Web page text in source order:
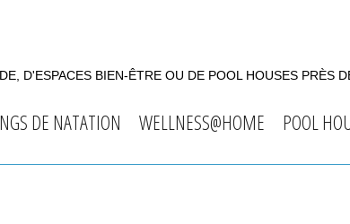
D'ESPACES BIEN-ÊTRE OU DE POOL HOUSES PRÈS
DE NATATION WELLNESS@HOME POOL